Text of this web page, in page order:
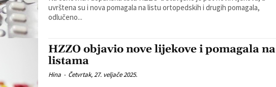
uvrštena su i nova pomagala na listu ortopedskih i drugih pomagala,
odlučeno...
HZZO objavio nove lijekove i pomagala na
listama
Hina - Četvrtak, 27. veljače 2025.